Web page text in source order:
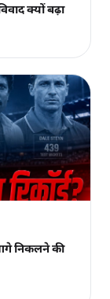
क्यों बढ़ा
निकलने की